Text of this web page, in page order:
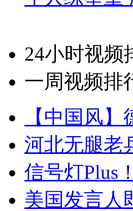
24小时视频
一周视频排
【中国风
河北无腿老
信号灯Plus
美国发言人